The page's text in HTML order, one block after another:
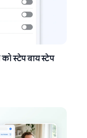
स्टेप बाय स्टेप